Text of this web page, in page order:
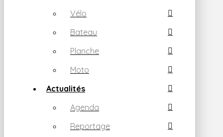
Vélo
Bateau
Planche
Moto
Actualités
Agenda
Reportage